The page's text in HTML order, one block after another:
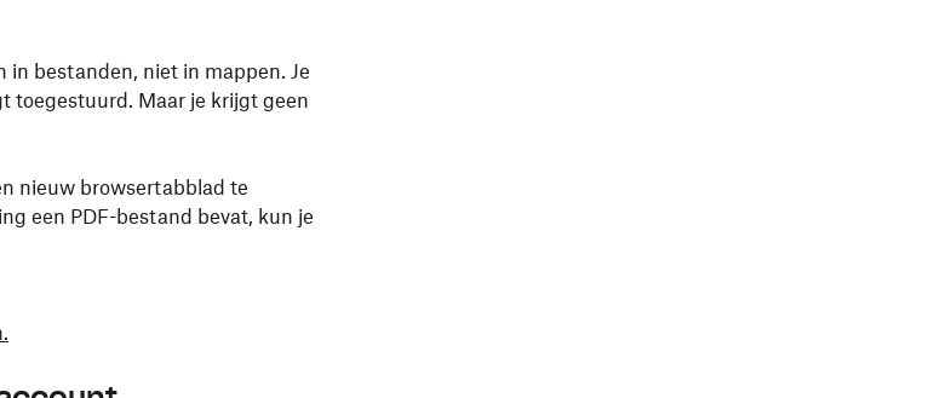
in bestanden, niet in mappen. Je
toegestuurd. Maar je krijgt geen
nieuw browsertabblad te
een PDF-bestand bevat, kun je